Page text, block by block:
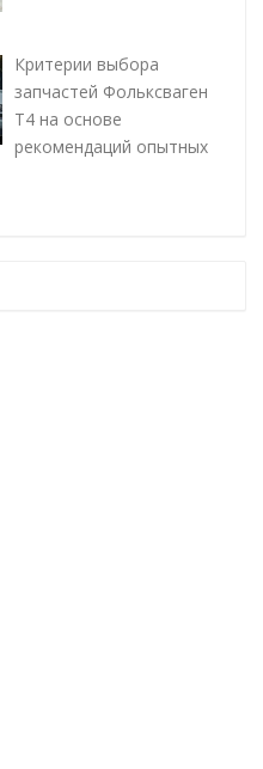
Критерии выбора
запчастей Фольксваген
Т4 на основе
рекомендаций опытных